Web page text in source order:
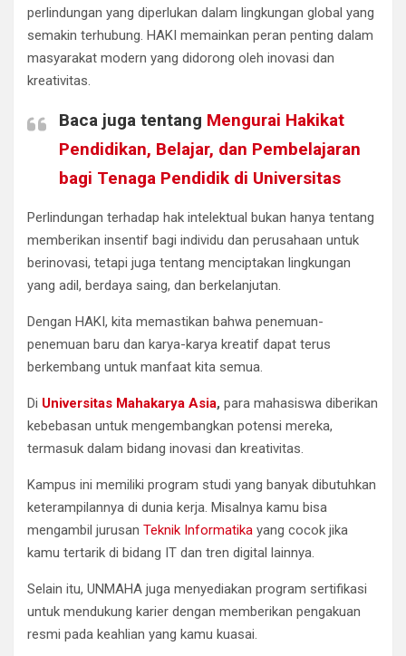
perlindungan yang diperlukan dalam lingkungan global yang
semakin terhubung. HAKI memainkan peran penting dalam
masyarakat modern yang didorong oleh inovasi dan
kreativitas.
Baca juga tentang Mengurai Hakikat
Pendidikan, Belajar, dan Pembelajaran
bagi Tenaga Pendidik di Universitas
Perlindungan terhadap hak intelektual bukan hanya tentang
memberikan insentif bagi individu dan perusahaan untuk
berinovasi, tetapi juga tentang menciptakan lingkungan
yang adil, berdaya saing, dan berkelanjutan.
Dengan HAKI, kita memastikan bahwa penemuan-
penemuan baru dan karya-karya kreatif dapat terus
berkembang untuk manfaat kita semua.
Di Universitas Mahakarya Asia, para mahasiswa diberikan
kebebasan untuk mengembangkan potensi mereka,
termasuk dalam bidang inovasi dan kreativitas.
Kampus ini memiliki program studi yang banyak dibutuhkan
keterampilannya di dunia kerja. Misalnya kamu bisa
mengambil jurusan Teknik Informatika yang cocok jika
kamu tertarik di bidang IT dan tren digital lainnya.
Selain itu, UNMAHA juga menyediakan program sertifikasi
untuk mendukung karier dengan memberikan pengakuan
resmi pada keahlian yang kamu kuasai.